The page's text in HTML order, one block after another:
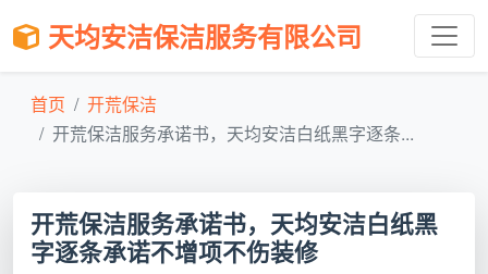
天均安洁保洁服务有限公司
首页
开荒保洁
开荒保洁服务承诺书，天均安洁白纸黑字逐条...
开荒保洁服务承诺书，天均安洁白纸黑
字逐条承诺不增项不伤装修